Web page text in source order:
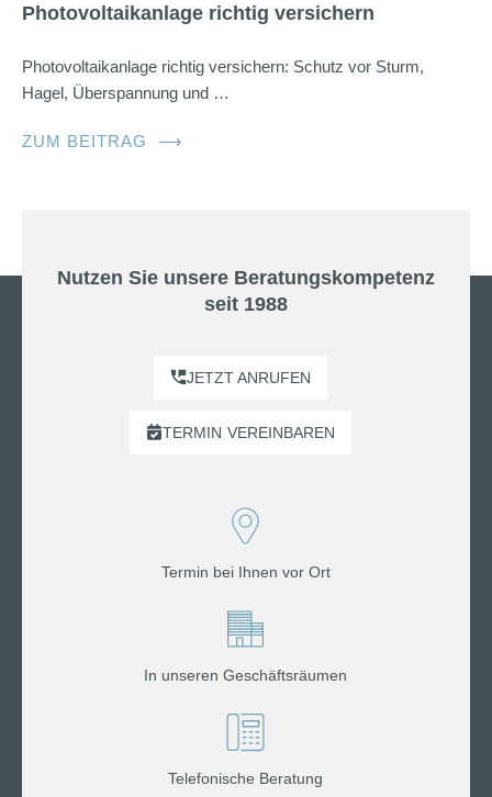
Photovoltaikanlage richtig versichern
Photovoltaikanlage richtig versichern: Schutz vor Sturm,
Hagel, Überspannung und …
ZUM BEITRAG ⟶
Nutzen Sie unsere Beratungskompetenz
seit 1988
JETZT ANRUFEN
TERMIN VEREINBAREN
Termin bei Ihnen vor Ort
In unseren Geschäftsräumen
Telefonische Beratung